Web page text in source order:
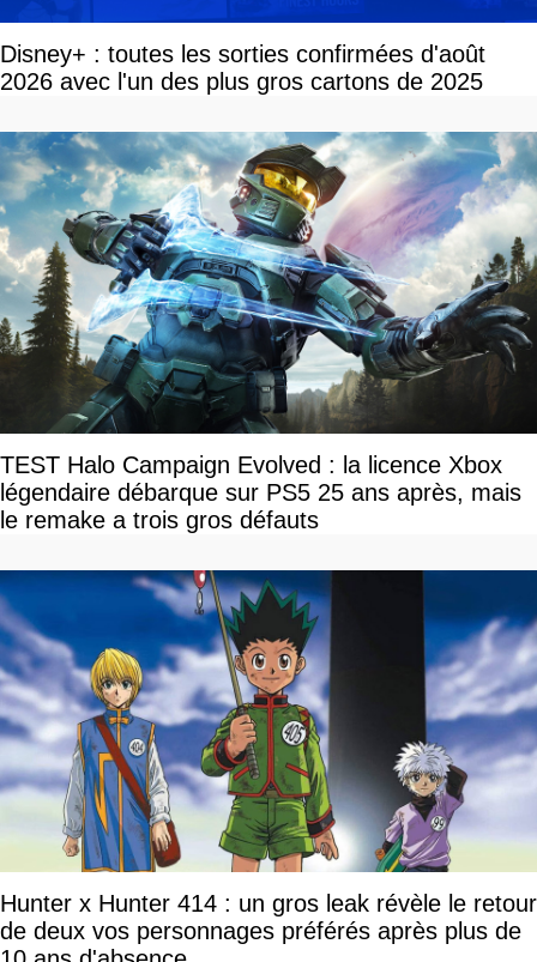
Disney+ : toutes les sorties confirmées d'août
2026 avec l'un des plus gros cartons de 2025
TEST Halo Campaign Evolved : la licence Xbox
légendaire débarque sur PS5 25 ans après, mais
le remake a trois gros défauts
Hunter x Hunter 414 : un gros leak révèle le retour
de deux vos personnages préférés après plus de